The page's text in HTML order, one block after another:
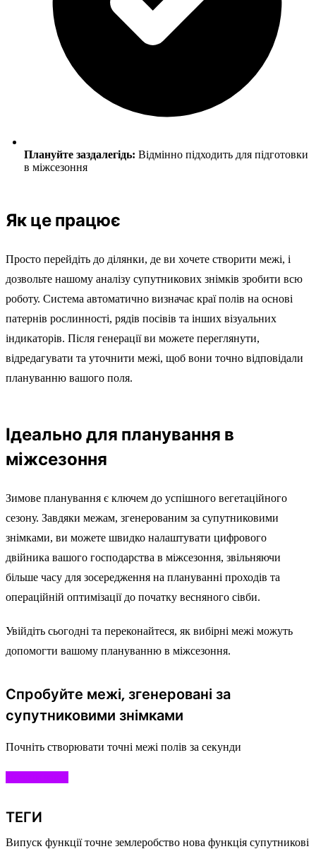
Плануйте заздалегідь: Відмінно підходить для підготовки
в міжсезоння
Як це працює
Просто перейдіть до ділянки, де ви хочете створити межі, і
дозвольте нашому аналізу супутникових знімків зробити всю
роботу. Система автоматично визначає краї полів на основі
патернів рослинності, рядів посівів та інших візуальних
індикаторів. Після генерації ви можете переглянути,
відредагувати та уточнити межі, щоб вони точно відповідали
плануванню вашого поля.
Ідеально для планування в
міжсезоння
Зимове планування є ключем до успішного вегетаційного
сезону. Завдяки межам, згенерованим за супутниковими
знімками, ви можете швидко налаштувати цифрового
двійника вашого господарства в міжсезоння, звільняючи
більше часу для зосередження на плануванні проходів та
операційній оптимізації до початку весняного сівби.
Увійдіть сьогодні та переконайтеся, як вибірні межі можуть
допомогти вашому плануванню в міжсезоння.
Спробуйте межі, згенеровані за
супутниковими знімками
Почніть створювати точні межі полів за секунди
ТЕГИ
Випуск функції точне землеробство нова функція супутникові